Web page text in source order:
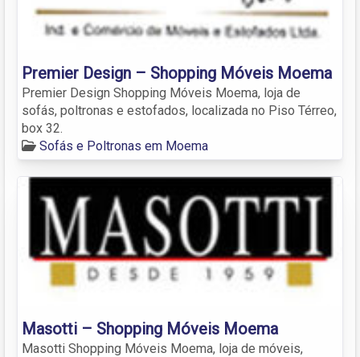
Premier Design – Shopping Móveis Moema
Premier Design Shopping Móveis Moema, loja de
sofás, poltronas e estofados, localizada no Piso Térreo,
box 32.
Sofás e Poltronas em Moema
Masotti – Shopping Móveis Moema
Masotti Shopping Móveis Moema, loja de móveis,